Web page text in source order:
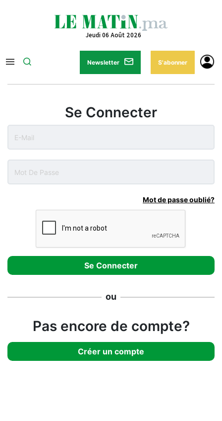
Jeudi 06 Août 2026
Newsletter S'abonner
Se Connecter
Mot de passe oublié?
ou
Pas encore de compte?
Créer un compte